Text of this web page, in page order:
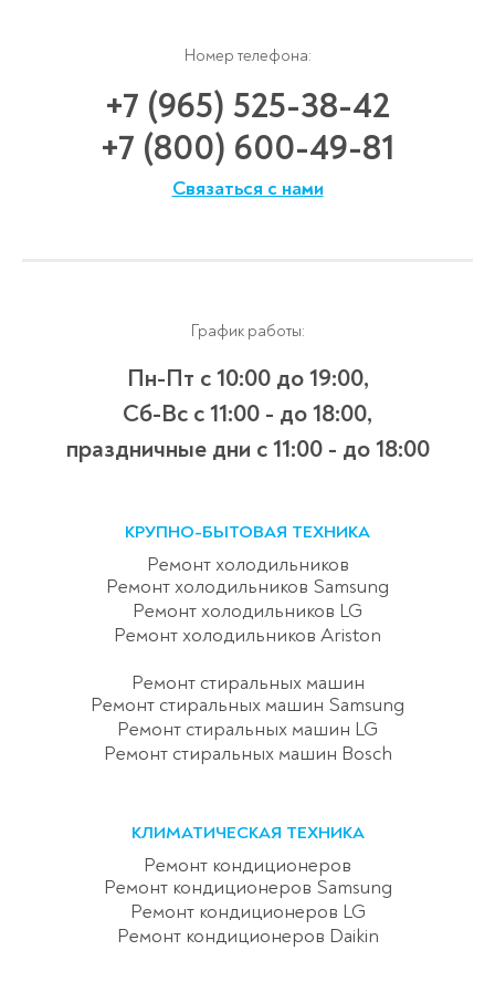
Номер телефона:
+7 (965) 525-38-42
+7 (800) 600-49-81
Связаться с нами
График работы:
Пн-Пт с 10:00 до 19:00,
Сб-Вс с 11:00 - до 18:00,
праздничные дни с 11:00 - до 18:00
КРУПНО-БЫТОВАЯ ТЕХНИКА
Ремонт холодильников
Ремонт холодильников Samsung
Ремонт холодильников LG
Ремонт холодильников Ariston
Ремонт стиральных машин
Ремонт стиральных машин Samsung
Ремонт стиральных машин LG
Ремонт стиральных машин Bosch
КЛИМАТИЧЕСКАЯ ТЕХНИКА
Ремонт кондиционеров
Ремонт кондиционеров Samsung
Ремонт кондиционеров LG
Ремонт кондиционеров Daikin